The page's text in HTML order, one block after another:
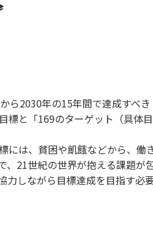
ら2030年の15年間で達成すべ
目標と「169のターゲット（具体
には、貧困や飢餓などから、働
、21世紀の世界が抱える課題が
力しながら目標達成を目指す必